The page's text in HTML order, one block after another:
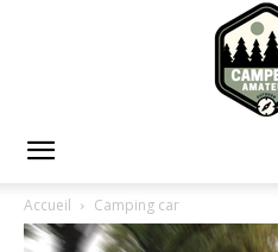
Accueil Camping car